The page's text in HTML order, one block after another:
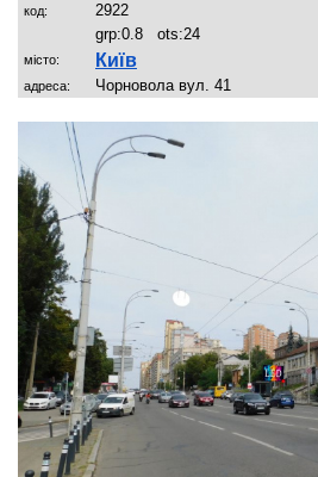
код:
2922
grp:0.8 ots:24
місто: Київ
адреса: Чорновола вул. 41